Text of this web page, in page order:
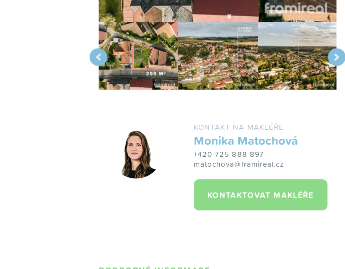
KONTAKT NA MAKLÉŘE
Monika Matochová
+420 725 888 897
matochova@framireal.cz
KONTAKTOVAT MAKLÉŘE